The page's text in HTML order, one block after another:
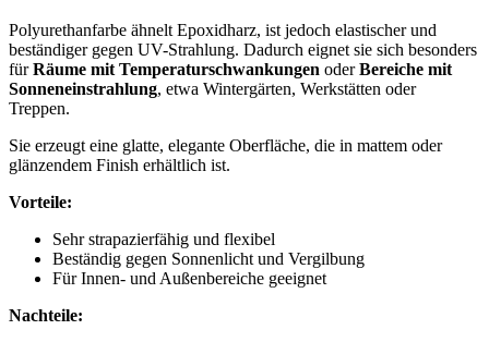
Polyurethanfarbe ähnelt Epoxidharz, ist jedoch elastischer und
beständiger gegen UV-Strahlung. Dadurch eignet sie sich besonders
fürRäume mit Temperaturschwankungen oderBereiche mit
Sonneneinstrahlung, etwa Wintergärten, Werkstätten oder
Treppen.
Sie erzeugt eine glatte, elegante Oberfläche, die in mattem oder
glänzendem Finish erhältlich ist.
Vorteile:
Sehr strapazierfähig und flexibel
Beständig gegen Sonnenlicht und Vergilbung
Für Innen- und Außenbereiche geeignet
Nachteile: